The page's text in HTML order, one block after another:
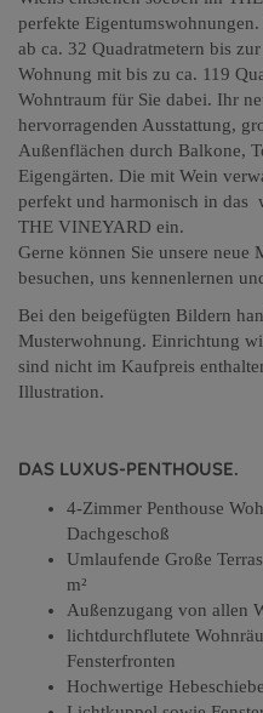
perfekte
ab ca. 32 Quadratmetern bis
Wohnung mit bis zu ca. 119
Wohntraum für Sie dabei. Ihr
hervorragenden Ausstattung,
Außenflächen durch Balkone,
Eigengärten. Die mit Wein
perfekt und harmonisch in das
THE VINEYARD ein.
Gerne können Sie unsere
besuchen, uns kennenlernen
Bei den beigefügten Bildern
Musterwohnung. Einrichtung
sind nicht im Kaufpreis
Illustration.
DAS LUXUS-PENTHOUSE.
4-Zimmer Penthouse
Dachgeschoß
Umlaufende Große
m²
Außenzugang von allen
lichtdurchflutete
Fensterfronten
Hochwertige